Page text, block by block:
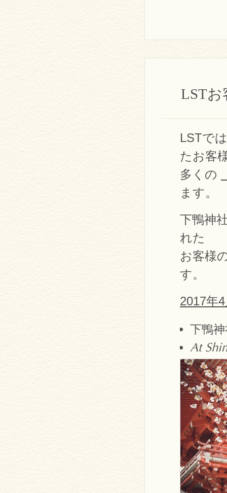
LST
LSTで
たお客
多くの
ます。
下鴨神
れた
お客様
す。
2017年
下鴨
At